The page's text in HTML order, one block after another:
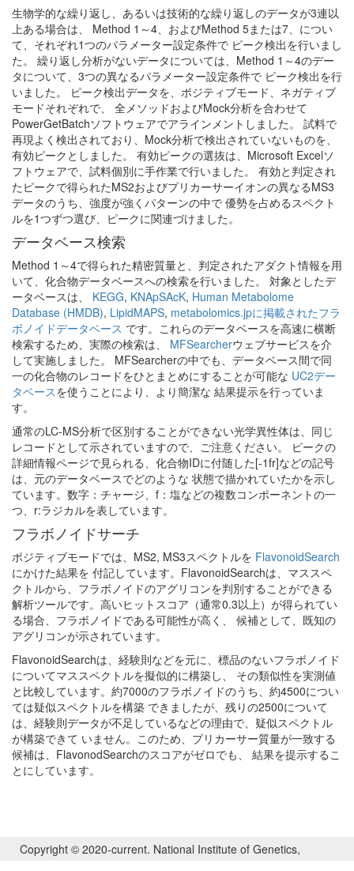
生物学的な繰り返し、あるいは技術的な繰り返しのデータが3連以
上ある場合は、 Method 1～4、およびMethod 5または7、につい
て、それぞれ1つのパラメーター設定条件で ピーク検出を行いまし
た。 繰り返し分析がないデータについては、Method 1～4のデー
タについて、3つの異なるパラメーター設定条件で ピーク検出を行
いました。 ピーク検出データを、ポジティブモード、ネガティブ
モードそれぞれで、 全メソッドおよびMock分析を合わせて
PowerGetBatchソフトウェアでアラインメントしました。 試料で
再現よく検出されており、Mock分析で検出されていないものを、
有効ピークとしました。 有効ピークの選抜は、Microsoft Excelソ
フトウェアで、試料個別に手作業で行いました。 有効と判定され
たピークで得られたMS2およびプリカーサーイオンの異なるMS3
データのうち、強度が強くパターンの中で 優勢を占めるスペクト
ルを1つずつ選び、ピークに関連づけました。
データベース検索
Method 1～4で得られた精密質量と、判定されたアダクト情報を用
いて、化合物データベースへの検索を行いました。 対象としたデ
ータベースは、 KEGG, KNApSAcK, Human Metabolome
Database (HMDB), LipidMAPS, metabolomics.jpに掲載されたフラ
ボノイドデータベース です。これらのデータベースを高速に横断
検索するため、実際の検索は、 MFSearcherウェブサービスを介
して実施しました。 MFSearcherの中でも、データベース間で同
一の化合物のレコードをひとまとめにすることが可能な UC2デー
タベースを使うことにより、より簡潔な 結果提示を行っていま
す。
通常のLC-MS分析で区別することができない光学異性体は、同じ
レコードとして示されていますので、ご注意ください。 ピークの
詳細情報ページで見られる、化合物IDに付随した[-1fr]などの記号
は、元のデータベースでどのような 状態で描かれていたかを示し
ています。数字：チャージ、f：塩などの複数コンポーネントの一
つ、r:ラジカルを表しています。
フラボノイドサーチ
ポジティブモードでは、MS2, MS3スペクトルを FlavonoidSearch
にかけた結果を 付記しています。FlavonoidSearchは、マススペ
クトルから、フラボノイドのアグリコンを判別することができる
解析ツールです。高いヒットスコア（通常0.3以上）が得られてい
る場合、フラボノイドである可能性が高く、 候補として、既知の
アグリコンが示されています。
FlavonoidSearchは、経験則などを元に、標品のないフラボノイド
についてマススペクトルを擬似的に構築し、 その類似性を実測値
と比較しています。約7000のフラボノイドのうち、約4500につい
ては疑似スペクトルを構築 できましたが、残りの2500について
は、経験則データが不足しているなどの理由で、疑似スペクトル
が構築できて いません。このため、プリカーサー質量が一致する
候補は、FlavonodSearchのスコアがゼロでも、 結果を提示するこ
とにしています。
Copyright © 2020-current. National Institute of Genetics,